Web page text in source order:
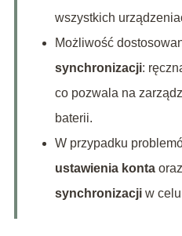
wszystkich
Możliwość
synchronizacji:
co pozwala na
baterii.
W przypadku
ustawienia konta
synchronizacjiw celu